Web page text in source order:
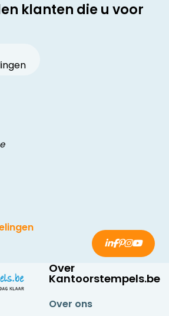
klanten die u voor
Over
Kantoorstempels.be
Over ons